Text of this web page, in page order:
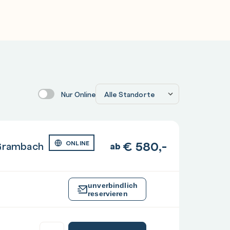
Nur Online
ONLINE ab € 580,-
unverbindlich
reservieren